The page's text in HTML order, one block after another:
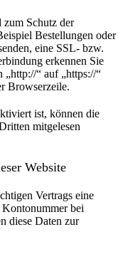
zum Schutz der
Bestellungen oder
eine SSL- bzw.
erkennen Sie
„http://“ auf „https://“
Browserzeile.
ist, können die
mitgelesen
Website
Vertrags eine
bei
diese Daten zur